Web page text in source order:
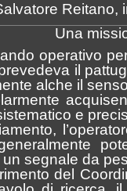
Una
operativo
il
alche il
e
segnale da
del